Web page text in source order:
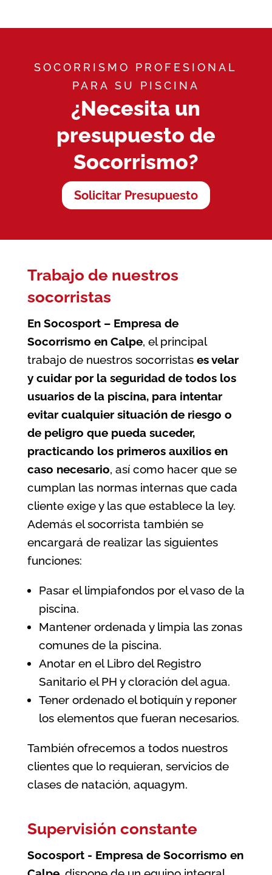
SOCORRISMO PROFESIONAL
PARA SU PISCINA
¿Necesita un
presupuesto de
Socorrismo?
Solicitar Presupuesto
Trabajo de nuestros
socorristas
En Socosport – Empresa de
Socorrismo en Calpe, el principal
trabajo de nuestros socorristas es velar
y cuidar por la seguridad de todos los
usuarios de la piscina, para intentar
evitar cualquier situación de riesgo o
de peligro que pueda suceder,
practicando los primeros auxilios en
caso necesario, así como hacer que se
cumplan las normas internas que cada
cliente exige y las que establece la ley.
Además el socorrista también se
encargará de realizar las siguientes
funciones:
Pasar el limpiafondos por el vaso de la
piscina.
Mantener ordenada y limpia las zonas
comunes de la piscina.
Anotar en el Libro del Registro
Sanitario el PH y cloración del agua.
Tener ordenado el botiquín y reponer
los elementos que fueran necesarios.
También ofrecemos a todos nuestros
clientes que lo requieran, servicios de
clases de natación, aquagym.
Supervisión constante
Socosport - Empresa de Socorrismo en